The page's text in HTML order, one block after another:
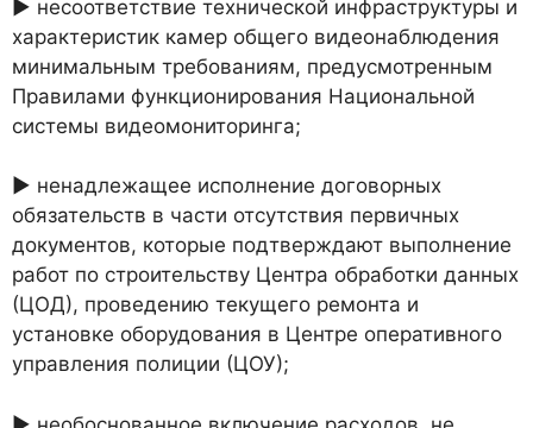
► несоответствие технической инфраструктуры и
характеристик камер общего видеонаблюдения
минимальным требованиям, предусмотренным
Правилами функционирования Национальной
системы видеомониторинга;
► ненадлежащее исполнение договорных
обязательств в части отсутствия первичных
документов, которые подтверждают выполнение
работ по строительству Центра обработки данных
(ЦОД), проведению текущего ремонта и
установке оборудования в Центре оперативного
управления полиции (ЦОУ);